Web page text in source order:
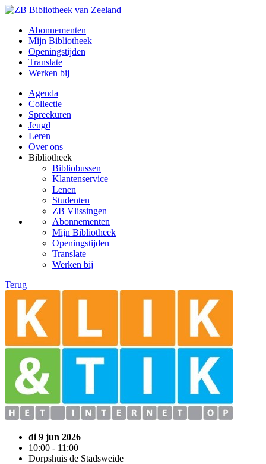
Abonnementen
Mijn Bibliotheek
Openingstijden
Translate
Werken bij
Agenda
Collectie
Spreekuren
Jeugd
Leren
Over ons
Bibliotheek
Bibliobussen
Klantenservice
Lenen
Studenten
ZB Vlissingen
Abonnementen
Mijn Bibliotheek
Openingstijden
Translate
Werken bij
Terug
di 9 jun 2026
10:00 - 11:00
Dorpshuis de Stadsweide